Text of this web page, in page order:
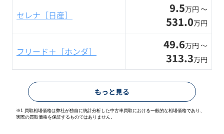
セレナ［日産］ 9.5万円 〜
531.0万円
フリード＋［ホンダ］ 49.6万円 〜
313.3万円
もっと見る
※1 買取相場価格は弊社が独自に統計分析した中古車買取における一般的な相場価格であり、
実際の買取価格を保証するものではありません。